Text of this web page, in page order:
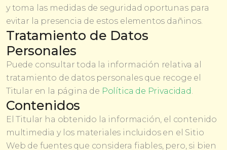
y toma las medidas de seguridad oportunas para
evitar la presencia de estos elementos dañinos.
Tratamiento de Datos
Personales
Puede consultar toda la información relativa al
tratamiento de datos personales que recoge el
Titular en la página de Política de Privacidad.
Contenidos
El Titular ha obtenido la información, el contenido
multimedia y los materiales incluidos en el Sitio
Web de fuentes que considera fiables, pero, si bien